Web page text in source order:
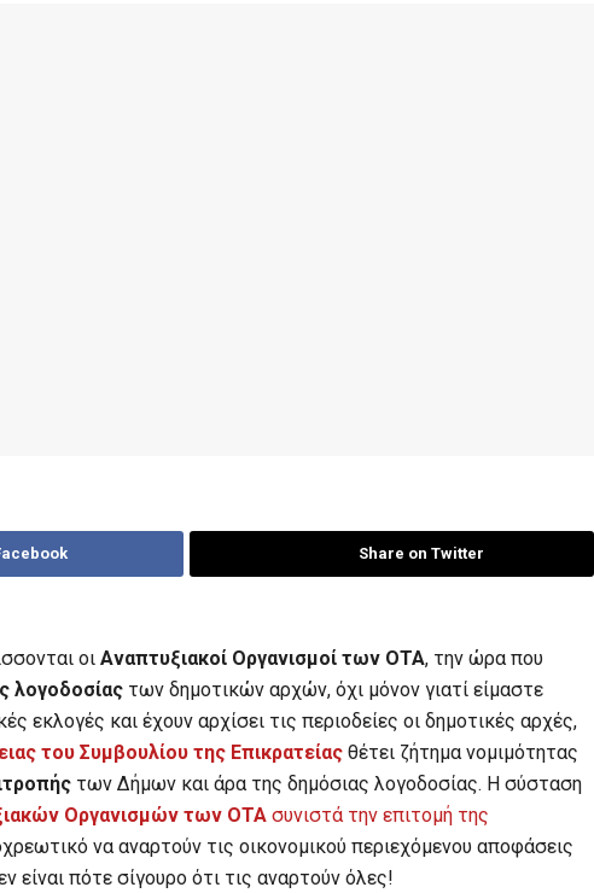
Share on Twitter
οι Αναπτυξιακοί Οργανισμοί των ΟΤΑ, την ώρα που
λογοδοσίας των δημοτικών αρχών, όχι μόνον γιατί είμαστε
εκλογές και έχουν αρχίσει τις περιοδείες οι δημοτικές αρχές,
του Συμβουλίου της Επικρατείας θέτει ζήτημα νομιμότητας
των Δήμων και άρα της δημόσιας λογοδοσίας. Η σύσταση
Οργανισμών των ΟΤΑ συνιστά την επιτομή της
να αναρτούν τις οικονομικού περιεχόμενου αποφάσεις
είναι πότε σίγουρο ότι τις αναρτούν όλες!